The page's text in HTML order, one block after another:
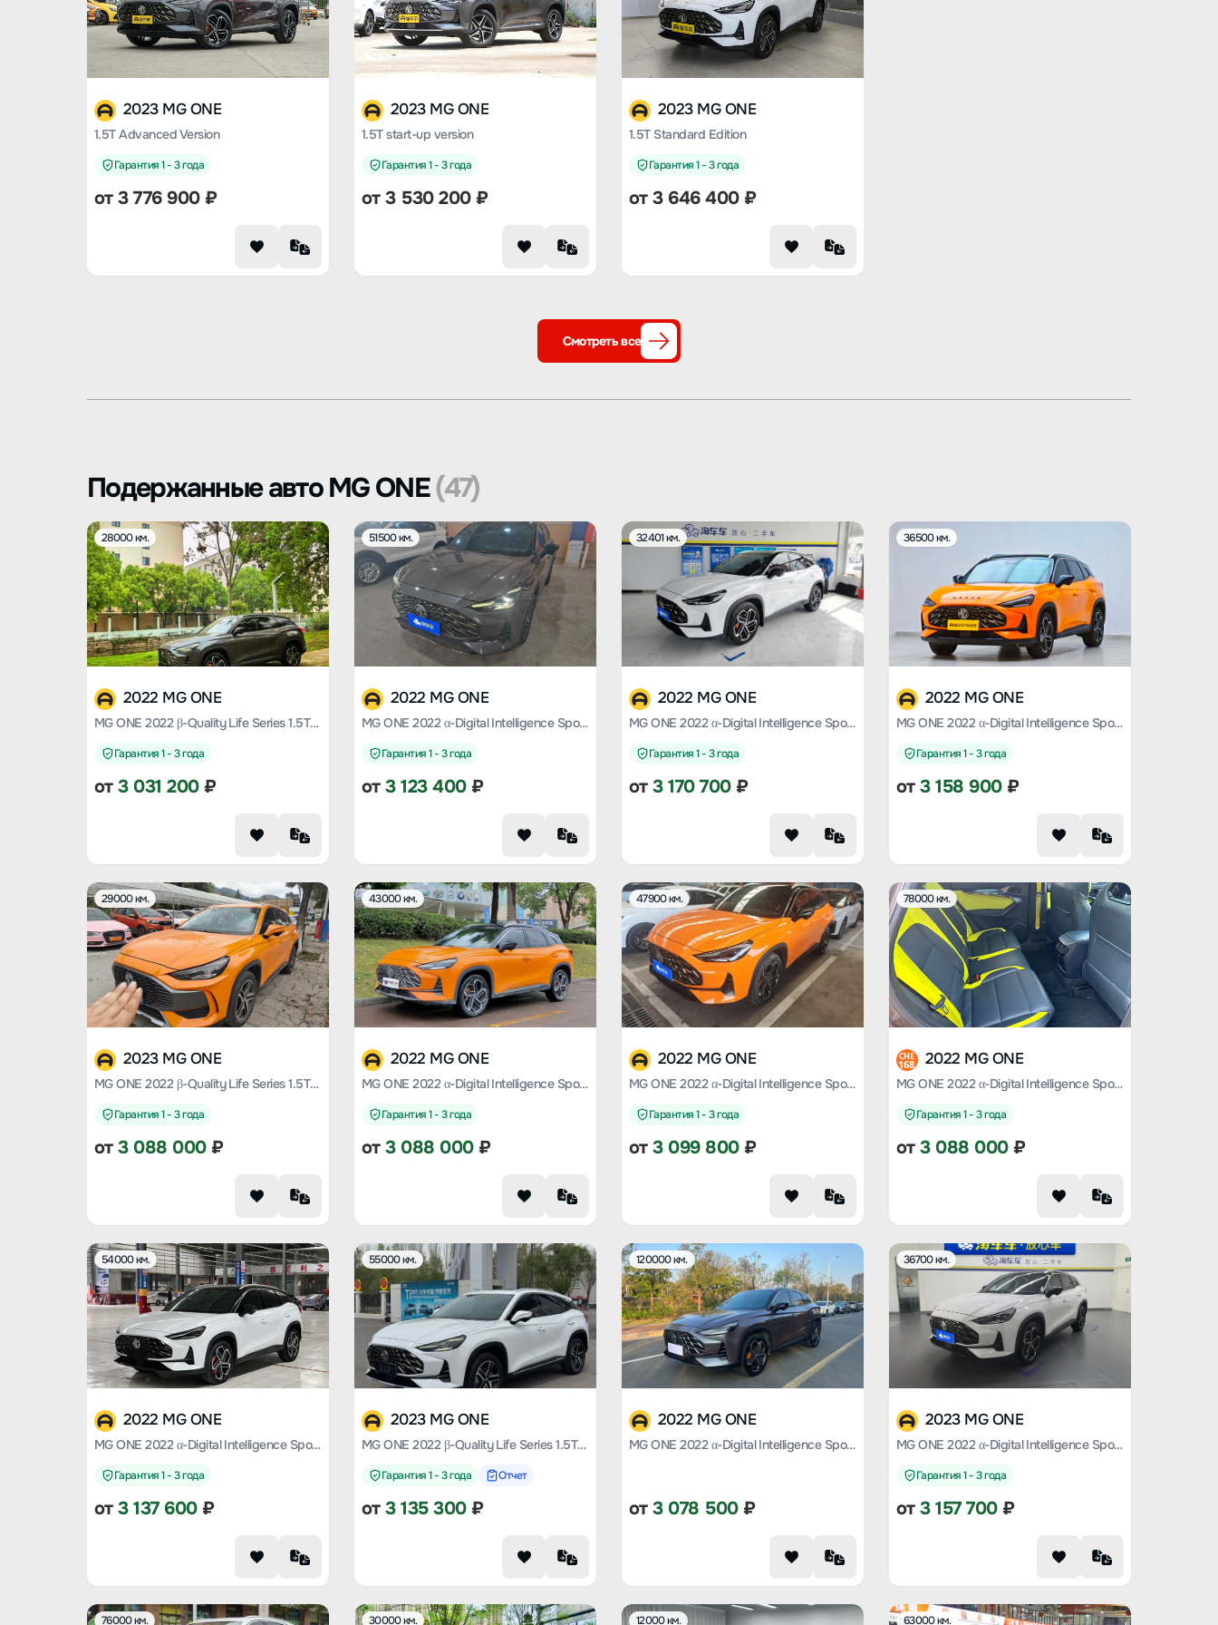
2023 MG ONE
1.5T Advanced Version
Гарантия 1 - 3 года
от 3 776 900 ₽
2023 MG ONE
1.5T start-up version
Гарантия 1 - 3 года
от 3 530 200 ₽
2023 MG ONE
1.5T Standard Edition
Гарантия 1 - 3 года
от 3 646 400 ₽
Смотреть все
Подержанные авто MG ONE(47)
28000 км.
2022 MG ONE
MG ONE 2022 β-Quality Life Series 1.5T large meets Version 1228
Гарантия 1 - 3 года
от3 031 200₽
51500 км.
2022 MG ONE
MG ONE 2022 α-Digital Intelligence Sports Series 1.5T Advanced Version
Гарантия 1 - 3 года
от3 123 400₽
32401 км.
2022 MG ONE
MG ONE 2022 α-Digital Intelligence Sports Series 1.5T Advanced Version
Гарантия 1 - 3 года
от3 170 700₽
36500 км.
2022 MG ONE
MG ONE 2022 α-Digital Intelligence Sports Series 1.5T Advanced Version
Гарантия 1 - 3 года
от3 158 900₽
29000 км.
2023 MG ONE
MG ONE 2022 β-Quality Life Series 1.5T large meets Version 1078
Гарантия 1 - 3 года
от3 088 000₽
43000 км.
2022 MG ONE
MG ONE 2022 α-Digital Intelligence Sports Series 1.5T Standard Edition
Гарантия 1 - 3 года
от3 088 000₽
47900 км.
2022 MG ONE
MG ONE 2022 α-Digital Intelligence Sports Series 1.5T Standard Edition
Гарантия 1 - 3 года
от3 099 800₽
78000 км.
CHE
168 2022 MG ONE
MG ONE 2022 α-Digital Intelligence Sports Series 1.5T Advanced Version
Гарантия 1 - 3 года
от3 088 000₽
54000 км.
2022 MG ONE
MG ONE 2022 α-Digital Intelligence Sports Series 1.5T Standard Edition
Гарантия 1 - 3 года
от3 137 600₽
55000 км.
2023 MG ONE
MG ONE 2022 β-Quality Life Series 1.5T large meets Version 1078
Гарантия 1 - 3 года Отчет
от3 135 300₽
120000 км.
2022 MG ONE
MG ONE 2022 α-Digital Intelligence Sports Series 1.5T Advanced Version
от3 078 500₽
36700 км.
2023 MG ONE
MG ONE 2022 α-Digital Intelligence Sports Series 1.5T Advanced Version
Гарантия 1 - 3 года
от3 157 700₽
76000 км. 30000 км. 12000 км. 63000 км.